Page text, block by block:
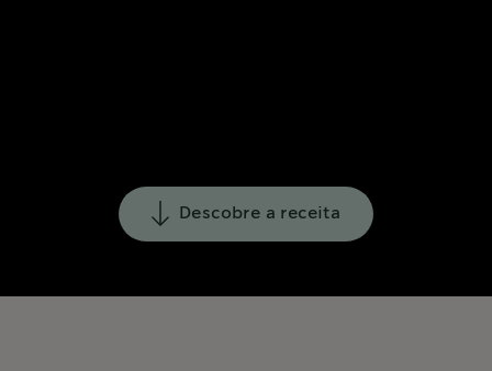
Descobre a receita